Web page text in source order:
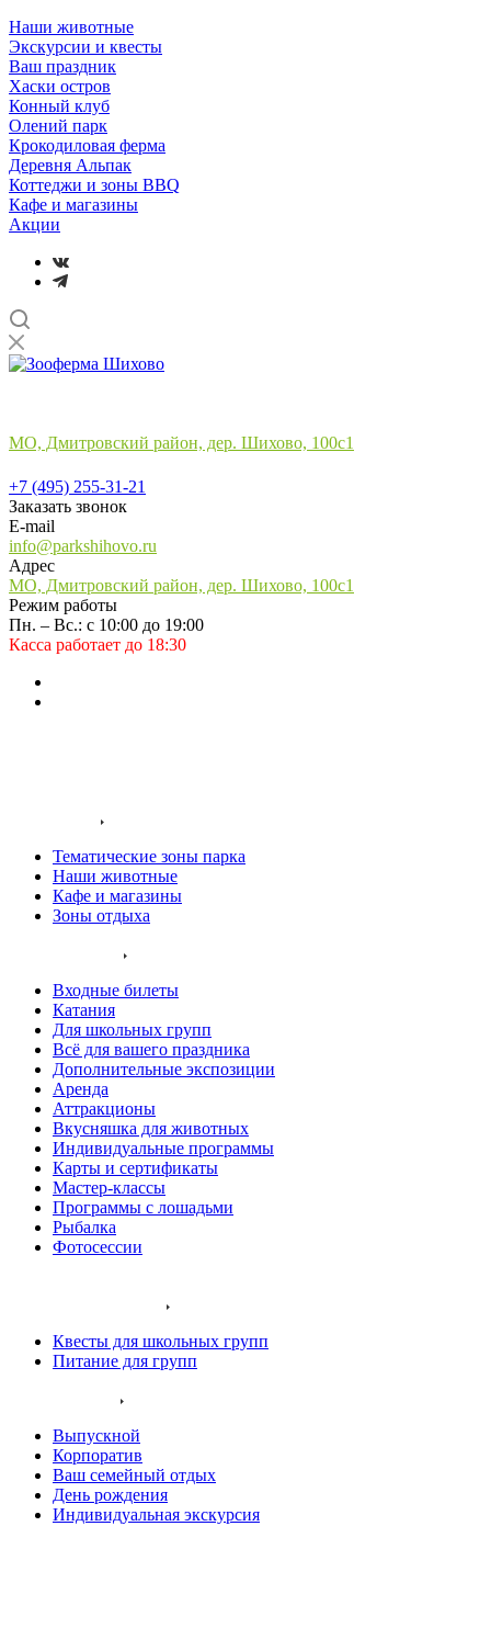
Наши животные
Экскурсии и квесты
Ваш праздник
Хаски остров
Конный клуб
Олений парк
Крокодиловая ферма
Деревня Альпак
Коттеджи и зоны BBQ
Кафе и магазины
Акции
МО, Дмитровский район, дер. Шихово, 100с1
+7 (495) 255-31-21
Заказать звонок
E-mail
info@parkshihovo.ru
Адрес
МО, Дмитровский район, дер. Шихово, 100с1
Режим работы
Пн. – Вс.: с 10:00 до 19:00
Касса работает до 18:30
Тематические зоны парка
Наши животные
Кафе и магазины
Зоны отдыха
Входные билеты
Катания
Для школьных групп
Всё для вашего праздника
Дополнительные экспозиции
Аренда
Аттракционы
Вкусняшка для животных
Индивидуальные программы
Карты и сертификаты
Мастер-классы
Программы с лошадьми
Рыбалка
Фотосессии
Квесты для школьных групп
Питание для групп
Выпускной
Корпоратив
Ваш семейный отдых
День рождения
Индивидуальная экскурсия